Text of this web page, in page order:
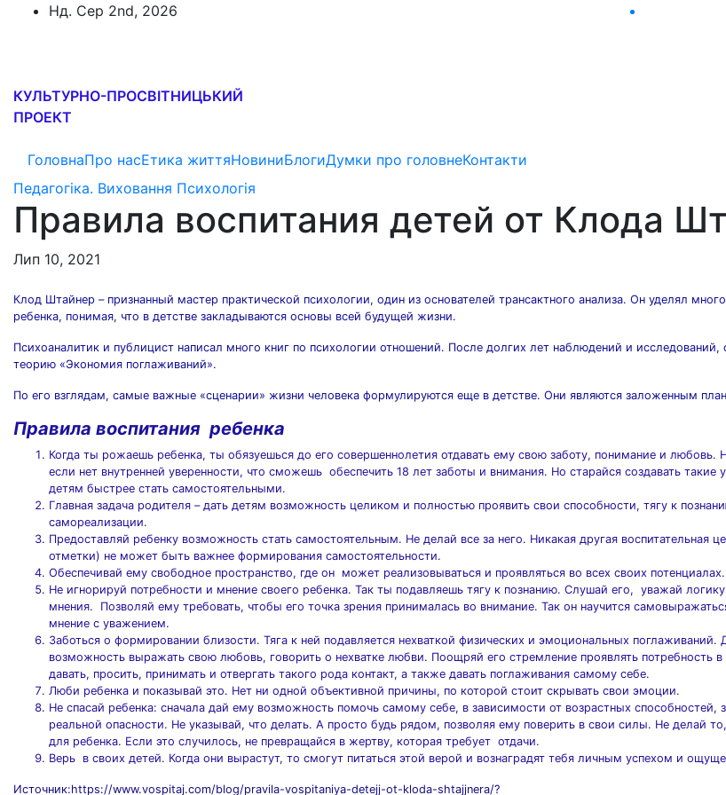
ПерейтиНд. Сер 2nd, 2026
КУЛЬТУРНО-ПРОСВІТНИЦЬКИЙ
ПРОЕКТ
ГоловнаПро насЕтика життяНовиниБлогиДумки про головнеКонтакти
Педагогіка. Виховання Психологія
Правила воспитания детей от Клода
Лип 10, 2021
Клод Штайнер – признанный мастер практической психологии, один из основателей трансактного анализа. Он уделял
ребенка, понимая, что в детстве закладываются основы всей будущей жизни.
Психоаналитик и публицист написал много книг по психологии отношений. После долгих лет наблюдений и
теорию «Экономия поглаживаний».
По его взглядам, самые важные «сценарии» жизни человека формулируются еще в детстве. Они являются заложенным
Правила воспитания ребенка
Когда ты рожаешь ребенка, ты обязуешься до его совершеннолетия отдавать ему свою заботу, понимание и любовь.
если нет внутренней уверенности, что сможешь обеспечить 18 лет заботы и внимания. Но старайся создавать такие
детям быстрее стать самостоятельными.
Главная задача родителя – дать детям возможность целиком и полностью проявить свои способности, тягу к
самореализации.
Предоставляй ребенку возможность стать самостоятельным. Не делай все за него. Никакая другая воспитательная
отметки) не может быть важнее формирования самостоятельности.
Обеспечивай ему свободное пространство, где он может реализовываться и проявляться во всех своих потенциалах.
Не игнорируй потребности и мнение своего ребенка. Так ты подавляешь тягу к познанию. Слушай его, уважай
мнения. Позволяй ему требовать, чтобы его точка зрения принималась во внимание. Так он научится
мнение с уважением.
Заботься о формировании близости. Тяга к ней подавляется нехваткой физических и эмоциональных
возможность выражать свою любовь, говорить о нехватке любви. Поощряй его стремление проявлять потребность
давать, просить, принимать и отвергать такого рода контакт, а также давать поглаживания самому себе.
Люби ребенка и показывай это. Нет ни одной объективной причины, по которой стоит скрывать свои эмоции.
Не спасай ребенка: сначала дай ему возможность помочь самому себе, в зависимости от возрастных способностей,
реальной опасности. Не указывай, что делать. А просто будь рядом, позволяя ему поверить в свои силы. Не делай
для ребенка. Если это случилось, не превращайся в жертву, которая требует отдачи.
Верь в своих детей. Когда они вырастут, то смогут питаться этой верой и вознаградят тебя личным успехом и
Источник:https://www.vospitaj.com/blog/pravila-vospitaniya-detejj-ot-kloda-shtajjnera/?